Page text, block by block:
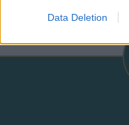
Data Deletion